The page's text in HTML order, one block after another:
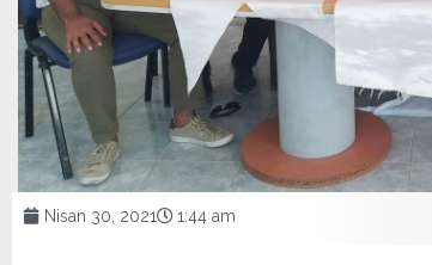
Nisan 30, 2021 1:44 am